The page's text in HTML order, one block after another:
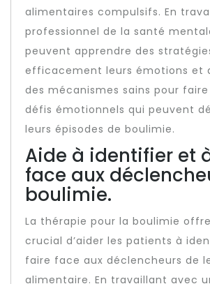
alimentaires compulsifs. En
professionnel de la santé
peuvent apprendre des
efficacement leurs émotions et
des mécanismes sains pour
défis émotionnels qui peuvent
leurs épisodes de boulimie.
Aide à identifier et
face aux
boulimie.
La thérapie pour la boulimie
crucial d’aider les patients à
faire face aux déclencheurs de
alimentaire. En travaillant avec